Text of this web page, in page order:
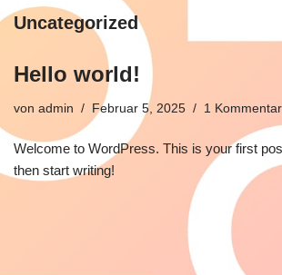
Uncategorized
Hello world!
von admin Februar 5, 2025 1 Kommentar
Welcome to WordPress. This is your first
then start writing!